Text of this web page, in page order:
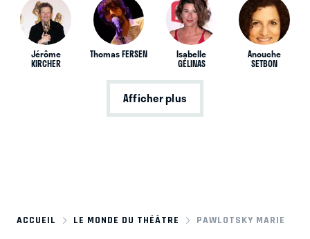
Jérôme
KIRCHER
Thomas FERSEN Isabelle
GÉLINAS
Anouche
SETBON
Afficher plus
ACCUEIL LE MONDE DU THÉÂTRE PAWLOTSKY MARIE